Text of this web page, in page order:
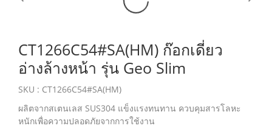
CT1266C54#SA(HM) ก๊อกเดี่ยว
อ่างล้างหน้า รุ่น Geo Slim
SKU : CT1266C54#SA(HM)
ผลิตจากสเตนเลส SUS304 แข็งแรงทนทาน ควบคุมสารโลหะ
หนักเพื่อความปลอดภัยจากการใช้งาน